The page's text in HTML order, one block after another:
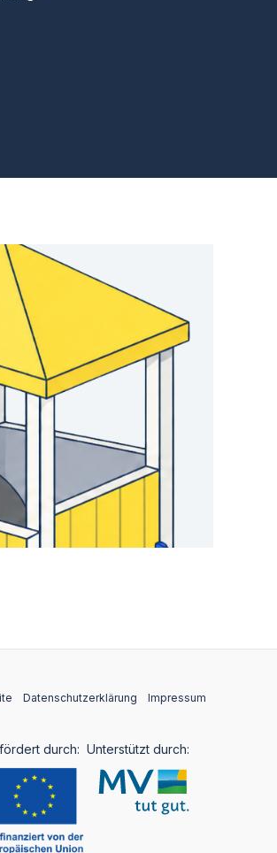
Datenschutzerklärung Impressum
durch: Unterstützt durch: